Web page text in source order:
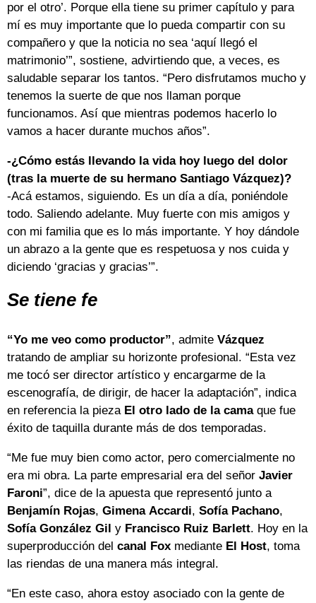
por el otro’. Porque ella tiene su primer capítulo y para
mí es muy importante que lo pueda compartir con su
compañero y que la noticia no sea ‘aquí llegó el
matrimonio’”, sostiene, advirtiendo que, a veces, es
saludable separar los tantos. “Pero disfrutamos mucho y
tenemos la suerte de que nos llaman porque
funcionamos. Así que mientras podemos hacerlo lo
vamos a hacer durante muchos años”.
-¿Cómo estás llevando la vida hoy luego del dolor
(tras la muerte de su hermano Santiago Vázquez)?
-Acá estamos, siguiendo. Es un día a día, poniéndole
todo. Saliendo adelante. Muy fuerte con mis amigos y
con mi familia que es lo más importante. Y hoy dándole
un abrazo a la gente que es respetuosa y nos cuida y
diciendo ‘gracias y gracias’”.
Se tiene fe
“Yo me veo como productor”, admite Vázquez
tratando de ampliar su horizonte profesional. “Esta vez
me tocó ser director artístico y encargarme de la
escenografía, de dirigir, de hacer la adaptación”, indica
en referencia la pieza El otro lado de la camaque fue
éxito de taquilla durante más de dos temporadas.
“Me fue muy bien como actor, pero comercialmente no
era mi obra. La parte empresarial era del señor Javier
Faroni”, dice de la apuesta que representó junto a
Benjamín Rojas, Gimena Accardi, Sofía Pachano,
Sofía González Gil y Francisco Ruiz Barlett. Hoy en la
superproducción del canal Fox mediante El Host, toma
las riendas de una manera más integral.
“En este caso, ahora estoy asociado con la gente de